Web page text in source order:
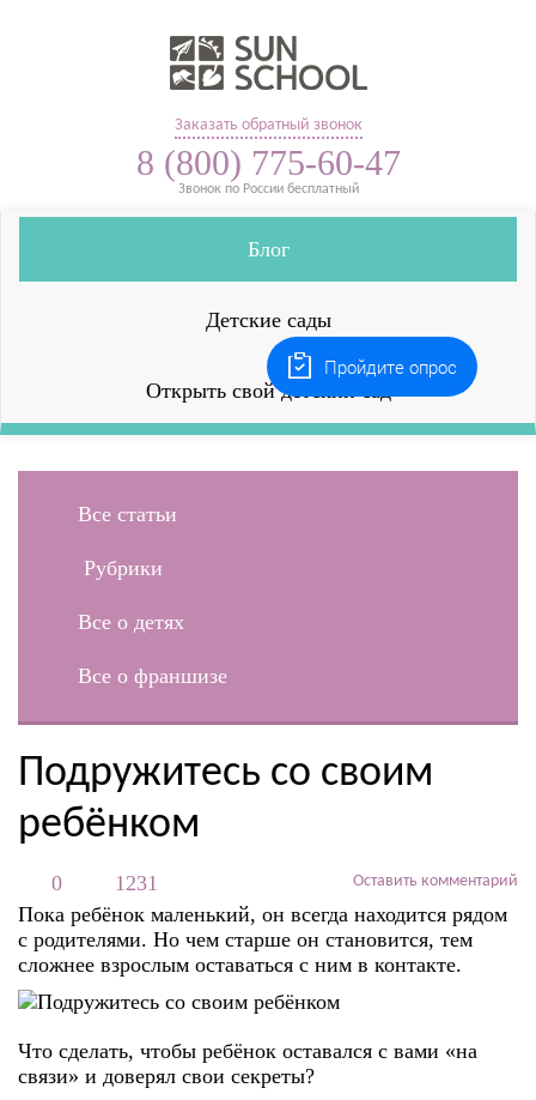
Заказать обратный звонок
8 (800) 775-60-47
Звонок по России бесплатный
Блог
Детские сады
Открыть свой детский сад
Все статьи
Рубрики
Все о детях
Все о франшизе
Подружитесь со своим
ребёнком
Оставить комментарий
0
1231
Пока ребёнок маленький, он всегда находится рядом
с родителями. Но чем старше он становится, тем
сложнее взрослым оставаться с ним в контакте.
Что сделать, чтобы ребёнок оставался с вами «на
связи» и доверял свои секреты?
Пройдите опрос